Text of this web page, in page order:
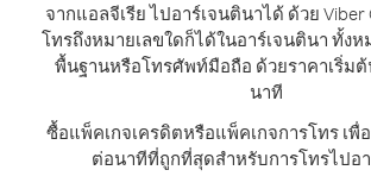
จากแอลจีเรีย ไปอาร์เจนตินาได้ ด้วย Viber
โทรถึงหมายเลขใดก็ได้ในอาร์เจนตินา ทั้ง
พื้นฐานหรือโทรศัพท์มือถือ ด้วยราคาเริ่มต้
นาที
ซื้อแพ็คเกจเครดิตหรือแพ็คเกจการโทร เพื่
ต่อนาทีที่ถูกที่สุดสำหรับการโทรไปอ